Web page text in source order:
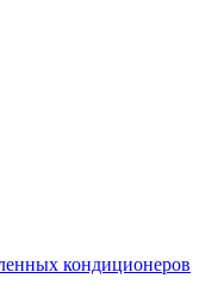
кондиционеров